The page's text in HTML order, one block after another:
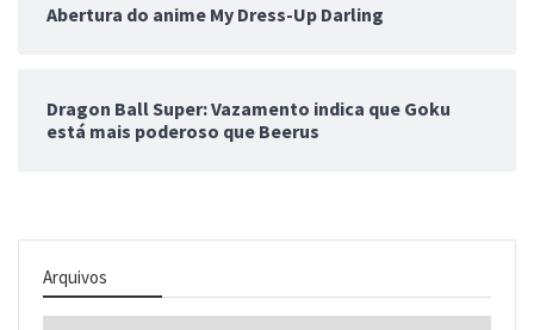
Abertura do anime My Dress-Up Darling
Dragon Ball Super: Vazamento indica que Goku
está mais poderoso que Beerus
Arquivos